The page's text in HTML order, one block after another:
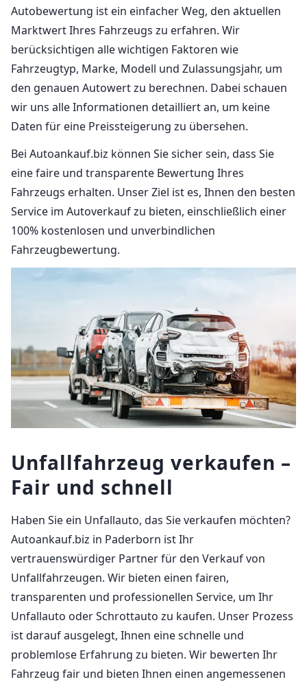
Autobewertung ist ein einfacher Weg, den aktuellen
Marktwert Ihres Fahrzeugs zu erfahren. Wir
berücksichtigen alle wichtigen Faktoren wie
Fahrzeugtyp, Marke, Modell und Zulassungsjahr, um
den genauen Autowert zu berechnen. Dabei schauen
wir uns alle Informationen detailliert an, um keine
Daten für eine Preissteigerung zu übersehen.
Bei Autoankauf.biz können Sie sicher sein, dass Sie
eine faire und transparente Bewertung Ihres
Fahrzeugs erhalten. Unser Ziel ist es, Ihnen den besten
Service im Autoverkauf zu bieten, einschließlich einer
100% kostenlosen und unverbindlichen
Fahrzeugbewertung.
Unfallfahrzeug verkaufen –
Fair und schnell
Haben Sie ein Unfallauto, das Sie verkaufen möchten?
Autoankauf.biz in Paderborn ist Ihr
vertrauenswürdiger Partner für den Verkauf von
Unfallfahrzeugen. Wir bieten einen fairen,
transparenten und professionellen Service, um Ihr
Unfallauto oder Schrottauto zu kaufen. Unser Prozess
ist darauf ausgelegt, Ihnen eine schnelle und
problemlose Erfahrung zu bieten. Wir bewerten Ihr
Fahrzeug fair und bieten Ihnen einen angemessenen